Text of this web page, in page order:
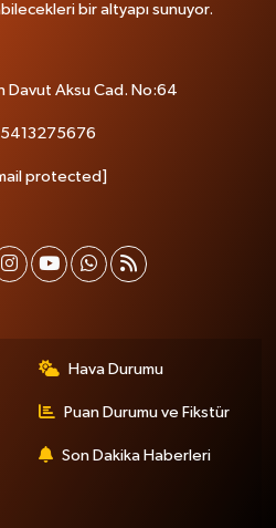
bir altyapı sunuyor.
Davut Aksu Cad. No:64
protected]
Hava Durumu
Puan Durumu ve Fikstür
Son Dakika Haberleri